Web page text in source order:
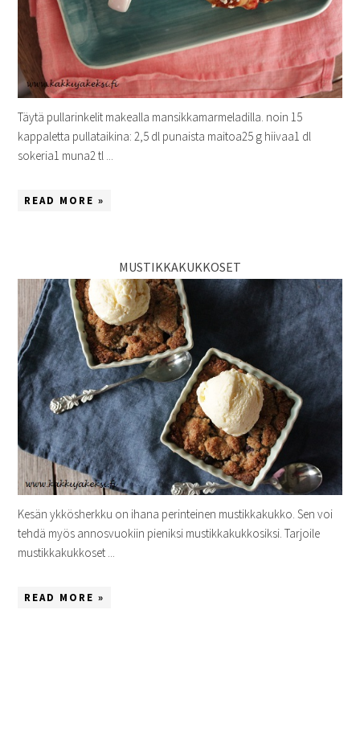
Täytä pullarinkelit makealla mansikkamarmeladilla. noin 15
kappaletta pullataikina: 2,5 dl punaista maitoa25 g hiivaa1 dl
sokeria1 muna2 tl ...
READ MORE »
MUSTIKKAKUKKOSET
Kesän ykkösherkku on ihana perinteinen mustikkakukko. Sen voi
tehdä myös annosvuokiin pieniksi mustikkakukkosiksi. Tarjoile
mustikkakukkoset ...
READ MORE »